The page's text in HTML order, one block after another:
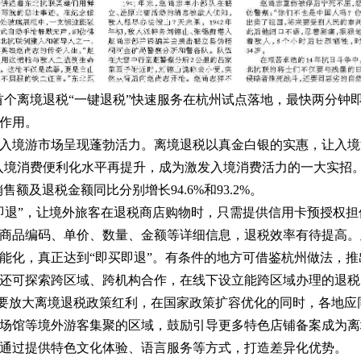
离境退税“一键退税”快速服务在杭州试点落地，最快两分
用。
境游市场呈现蓬勃活力。离境退税以真金白银的实惠，让入
消费便利化水平再提升，成为激发入境消费活力的一大实
额及退税金额同比分别增长94.6%和93.2%。
”，让境外旅客在退税商店购物时，只需提供信用卡预授权
品编码、单价、数量、金额等详细信息，退税效率有待提高
化，真正达到“即买即退”。有条件的地方可借鉴杭州做法，
可探索跨区域、跨机构合作，在线下设立能跨区域办理的退
放大离境退税政策红利，在国家政策扩容优化的同时，各地
馆等境外游客集聚的区域，鼓励引导更多特色店铺备案成为
提供特色文化体验、语言服务等方式，打造差异化优势。